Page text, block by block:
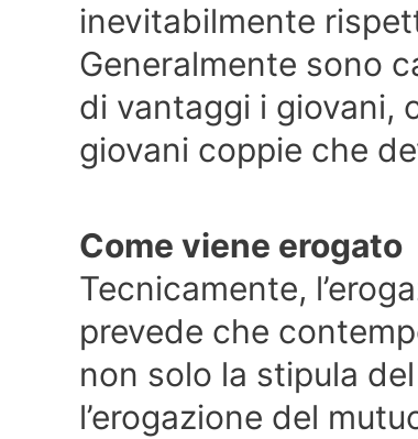
inevitabilmente
Generalmente sono
di vantaggi i giovani,
giovani coppie che
Come viene erogato
Tecnicamente,
prevede che
non solo la stipula
l’erogazione del